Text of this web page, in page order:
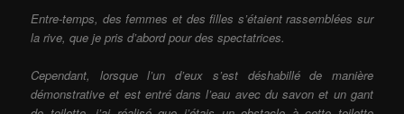
Entre-temps, des femmes et des filles s’étaient rassemblées sur
la rive, que je pris d’abord pour des spectatrices.
Cependant, lorsque l’un d’eux s’est déshabillé de manière
démonstrative et est entré dans l’eau avec du savon et un gant